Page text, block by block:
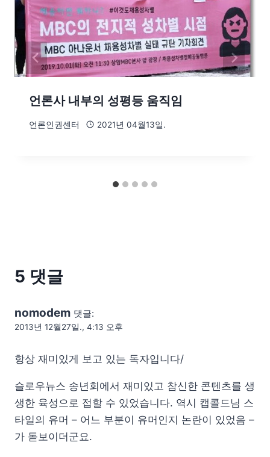
언론사 내부의 성평등 움직임
언론인권센터 2021년 04월13일.
5 댓글
nomodem 댓글:
2013년 12월27일., 4:13 오후
항상 재미있게 보고 있는 독자입니다/
슬로우뉴스 송년회에서 재미있고 참신한 콘텐츠를 생
생한 육성으로 접할 수 있었습니다. 역시 캡콜드님 스
타일의 유머 – 어느 부분이 유머인지 논란이 있었음 –
가 돋보이더군요.